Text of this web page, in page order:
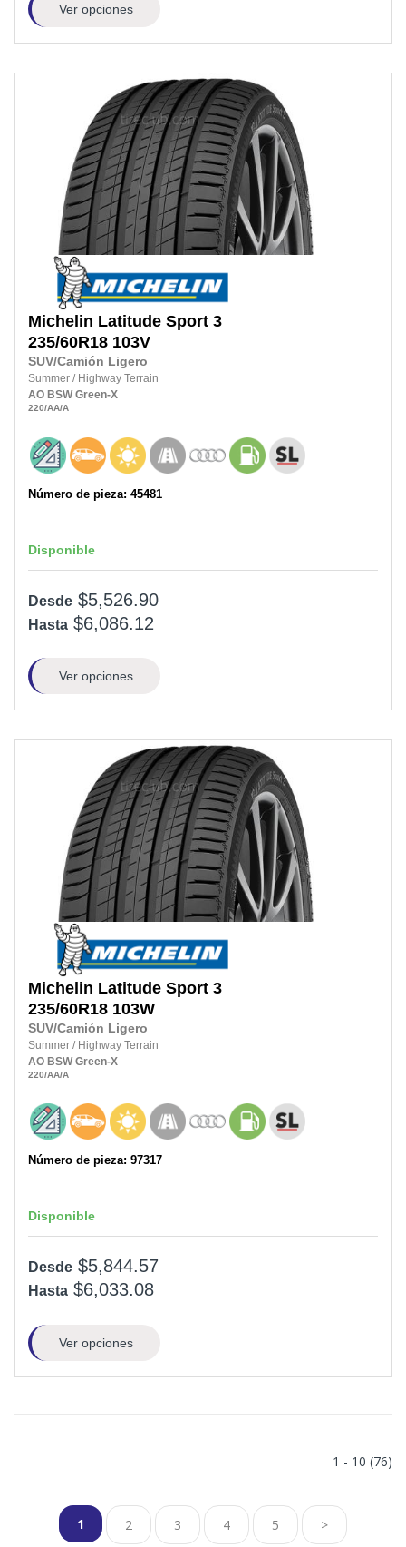
Ver opciones
Michelin Latitude Sport 3
235/60R18 103V
SUV/Camión Ligero
Summer / Highway Terrain
AO BSW Green-X
220/AA/A
Número de pieza: 45481
Disponible
Desde $5,526.90
Hasta $6,086.12
Ver opciones
Michelin Latitude Sport 3
235/60R18 103W
SUV/Camión Ligero
Summer / Highway Terrain
AO BSW Green-X
220/AA/A
Número de pieza: 97317
Disponible
Desde $5,844.57
Hasta $6,033.08
Ver opciones
1 - 10 (76)
1 2 3 4 5 >